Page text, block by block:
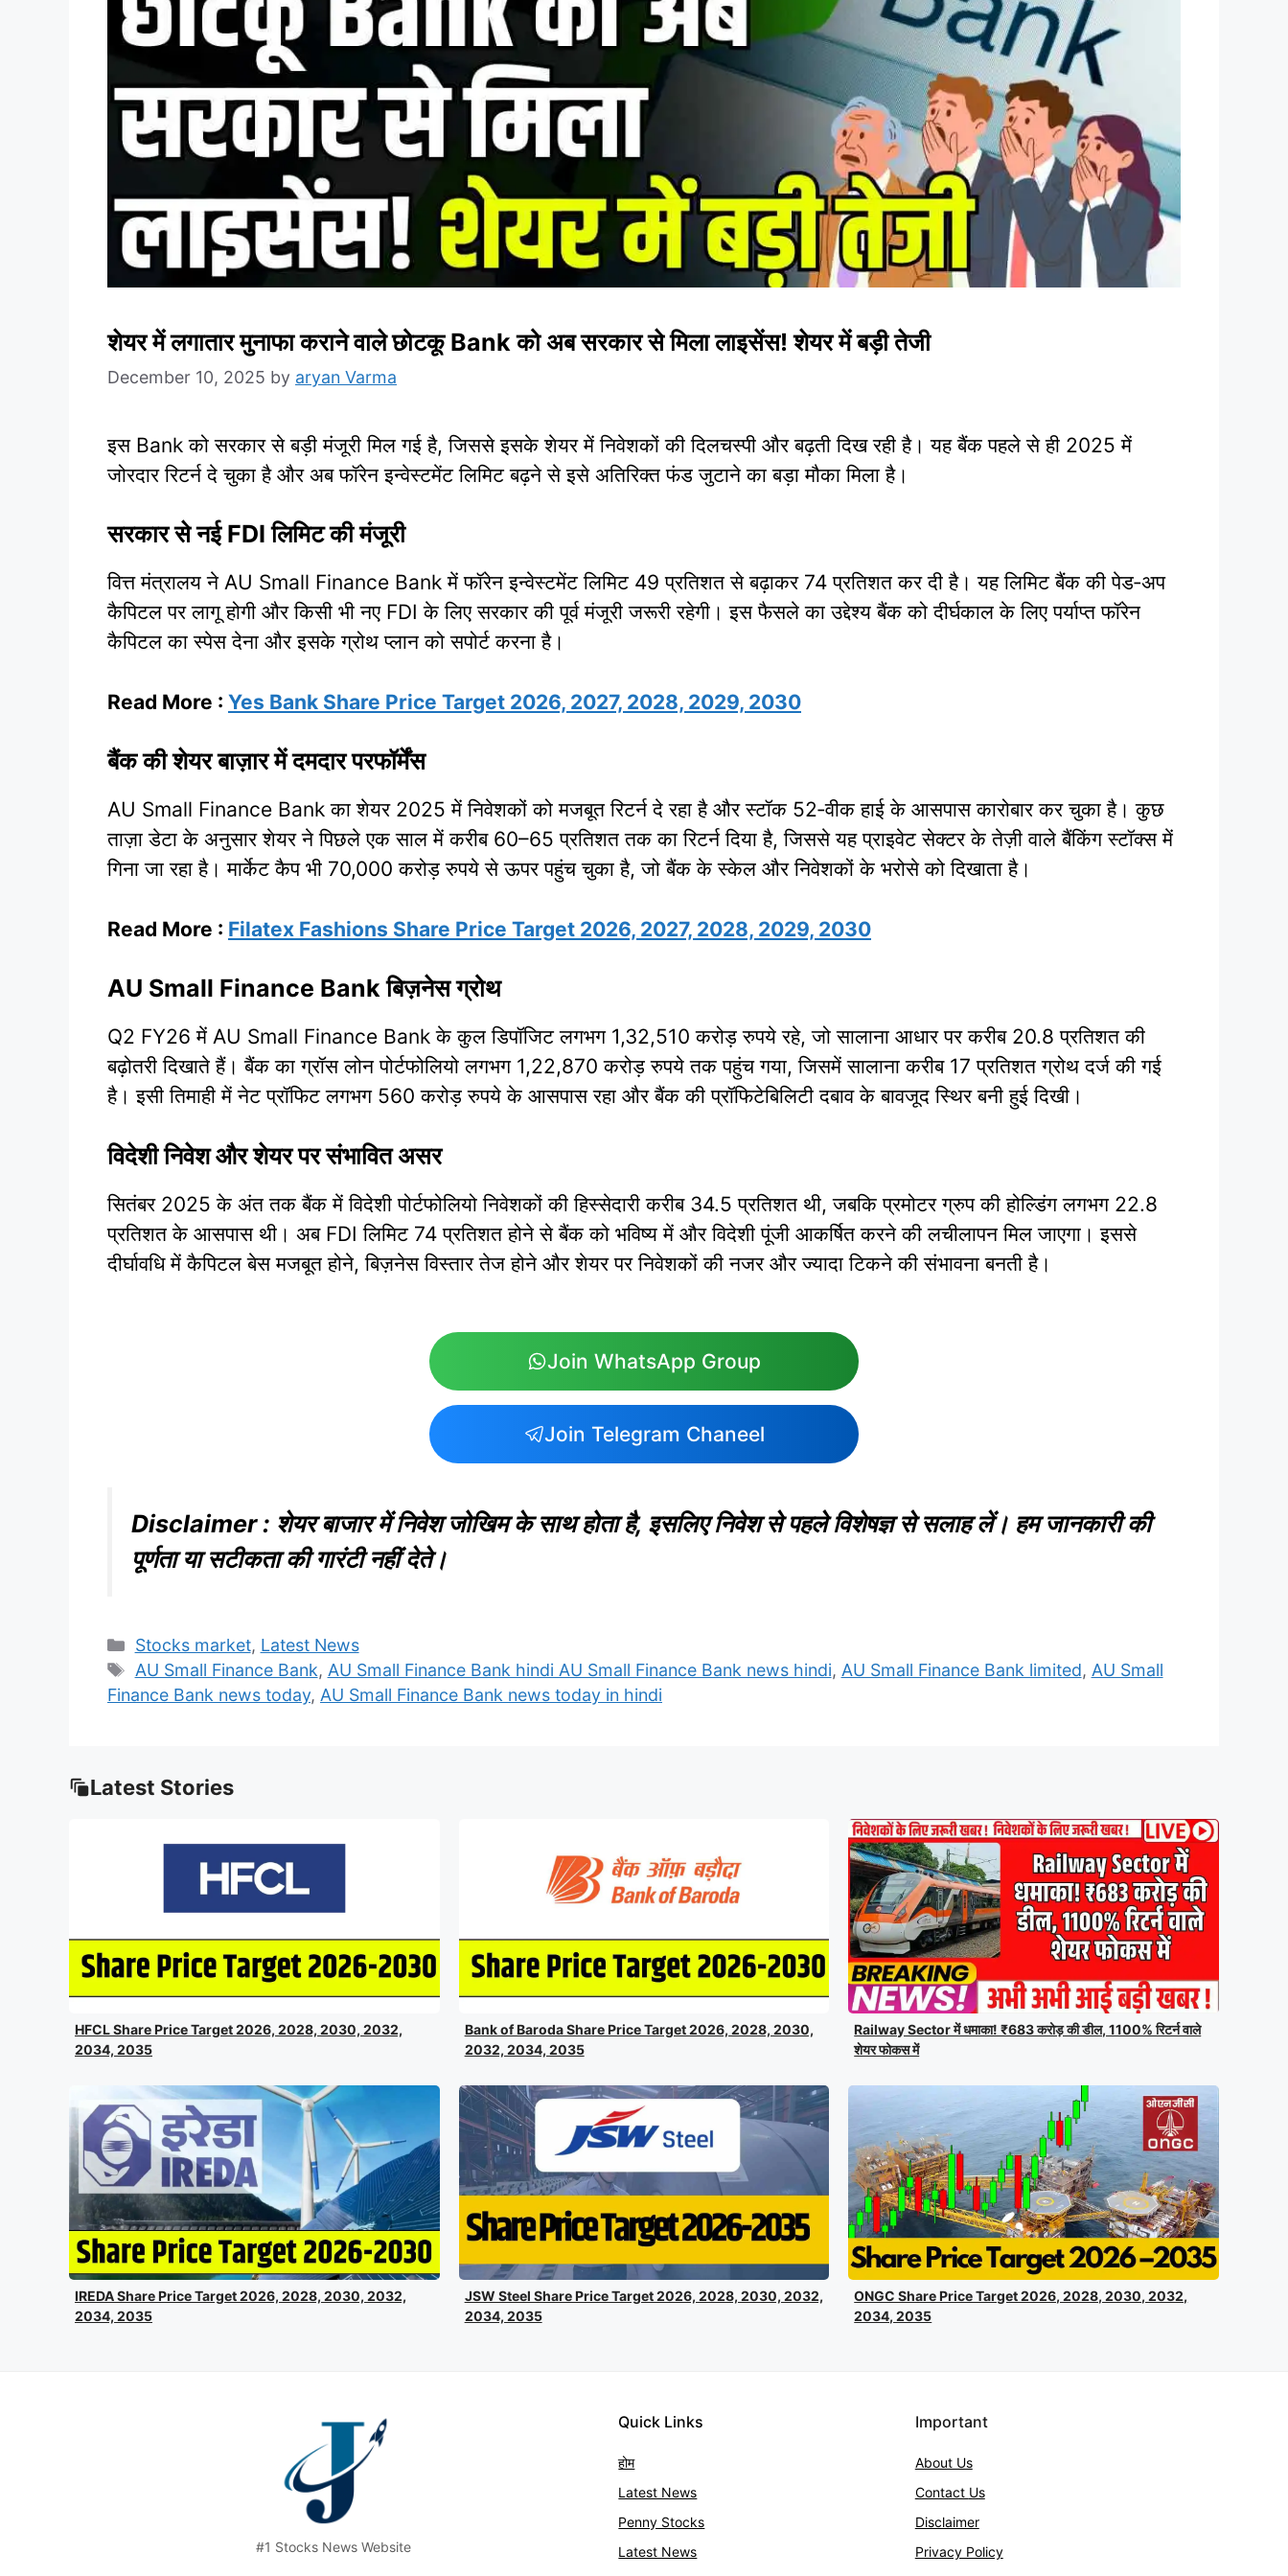
शेयर में लगातार मुनाफा कराने वाले छोटकू Bank को अब सरकार से मिला लाइसेंस! शेयर में बड़ी तेजी
December 10, 2025 by aryan Varma
इस Bank को सरकार से बड़ी मंजूरी मिल गई है, जिससे इसके शेयर में निवेशकों की दिलचस्पी और बढ़ती दिख रही है। यह बैंक पहले से ही 2025 में
जोरदार रिटर्न दे चुका है और अब फॉरेन इन्वेस्टमेंट लिमिट बढ़ने से इसे अतिरिक्त फंड जुटाने का बड़ा मौका मिला है।
सरकार से नई FDI लिमिट की मंजूरी
वित्त मंत्रालय ने AU Small Finance Bank में फॉरेन इन्वेस्टमेंट लिमिट 49 प्रतिशत से बढ़ाकर 74 प्रतिशत कर दी है। यह लिमिट बैंक की पेड‑अप
कैपिटल पर लागू होगी और किसी भी नए FDI के लिए सरकार की पूर्व मंजूरी जरूरी रहेगी। इस फैसले का उद्देश्य बैंक को दीर्घकाल के लिए पर्याप्त फॉरेन
कैपिटल का स्पेस देना और इसके ग्रोथ प्लान को सपोर्ट करना है।
Read More : Yes Bank Share Price Target 2026, 2027, 2028, 2029, 2030
बैंक की शेयर बाज़ार में दमदार परफॉर्मेंस
AU Small Finance Bank का शेयर 2025 में निवेशकों को मजबूत रिटर्न दे रहा है और स्टॉक 52‑वीक हाई के आसपास कारोबार कर चुका है। कुछ
ताज़ा डेटा के अनुसार शेयर ने पिछले एक साल में करीब 60–65 प्रतिशत तक का रिटर्न दिया है, जिससे यह प्राइवेट सेक्टर के तेज़ी वाले बैंकिंग स्टॉक्स में
गिना जा रहा है। मार्केट कैप भी 70,000 करोड़ रुपये से ऊपर पहुंच चुका है, जो बैंक के स्केल और निवेशकों के भरोसे को दिखाता है।
Read More : Filatex Fashions Share Price Target 2026, 2027, 2028, 2029, 2030
AU Small Finance Bank बिज़नेस ग्रोथ
Q2 FY26 में AU Small Finance Bank के कुल डिपॉजिट लगभग 1,32,510 करोड़ रुपये रहे, जो सालाना आधार पर करीब 20.8 प्रतिशत की
बढ़ोतरी दिखाते हैं। बैंक का ग्रॉस लोन पोर्टफोलियो लगभग 1,22,870 करोड़ रुपये तक पहुंच गया, जिसमें सालाना करीब 17 प्रतिशत ग्रोथ दर्ज की गई
है। इसी तिमाही में नेट प्रॉफिट लगभग 560 करोड़ रुपये के आसपास रहा और बैंक की प्रॉफिटेबिलिटी दबाव के बावजूद स्थिर बनी हुई दिखी।
विदेशी निवेश और शेयर पर संभावित असर
सितंबर 2025 के अंत तक बैंक में विदेशी पोर्टफोलियो निवेशकों की हिस्सेदारी करीब 34.5 प्रतिशत थी, जबकि प्रमोटर ग्रुप की होल्डिंग लगभग 22.8
प्रतिशत के आसपास थी। अब FDI लिमिट 74 प्रतिशत होने से बैंक को भविष्य में और विदेशी पूंजी आकर्षित करने की लचीलापन मिल जाएगा। इससे
दीर्घावधि में कैपिटल बेस मजबूत होने, बिज़नेस विस्तार तेज होने और शेयर पर निवेशकों की नजर और ज्यादा टिकने की संभावना बनती है।
Join WhatsApp Group
Join Telegram Chaneel
Disclaimer : शेयर बाजार में निवेश जोखिम के साथ होता है, इसलिए निवेश से पहले विशेषज्ञ से सलाह लें। हम जानकारी की
पूर्णता या सटीकता की गारंटी नहीं देते।
Categories
Stocks market, Latest News
Tags
AU Small Finance Bank, AU Small Finance Bank hindi AU Small Finance Bank news hindi, AU Small Finance Bank limited, AU Small
Finance Bank news today, AU Small Finance Bank news today in hindi
Latest Stories
HFCL Share Price Target 2026, 2028, 2030, 2032,
2034, 2035
Bank of Baroda Share Price Target 2026, 2028, 2030,
2032, 2034, 2035
Railway Sector में धमाका! ₹683 करोड़ की डील, 1100% रिटर्न वाले
शेयर फोकस में
IREDA Share Price Target 2026, 2028, 2030, 2032,
2034, 2035
JSW Steel Share Price Target 2026, 2028, 2030, 2032,
2034, 2035
ONGC Share Price Target 2026, 2028, 2030, 2032,
2034, 2035
#1 Stocks News Website
Quick Links
होम
Latest News
Penny Stocks
Latest News
Important
About Us
Contact Us
Disclaimer
Privacy Policy